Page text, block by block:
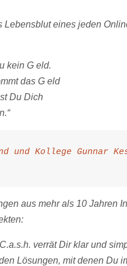
Lebensblut eines jeden
kein G eld.
das G eld
Du Dich
und Kollege Gunnar
aus mehr als 10 Jahren
verrät Dir klar und
Lösungen, mit denen Du